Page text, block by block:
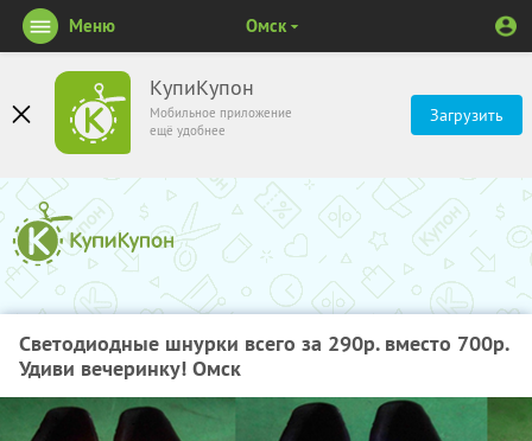
КупиКупон
Мобильное приложение
ещё удобнее
Загрузить
Меню Омск
Светодиодные шнурки всего за 290р. вместо 700р.
Удиви вечеринку! Омск